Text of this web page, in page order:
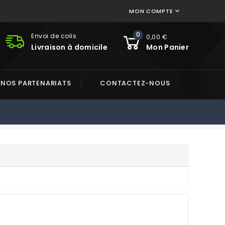
MON COMPTE 
0 0,00 €
Mon Panier
Envoi de colis
Livraison à domicile
NOS PARTENARIATS CONTACTEZ-NOUS